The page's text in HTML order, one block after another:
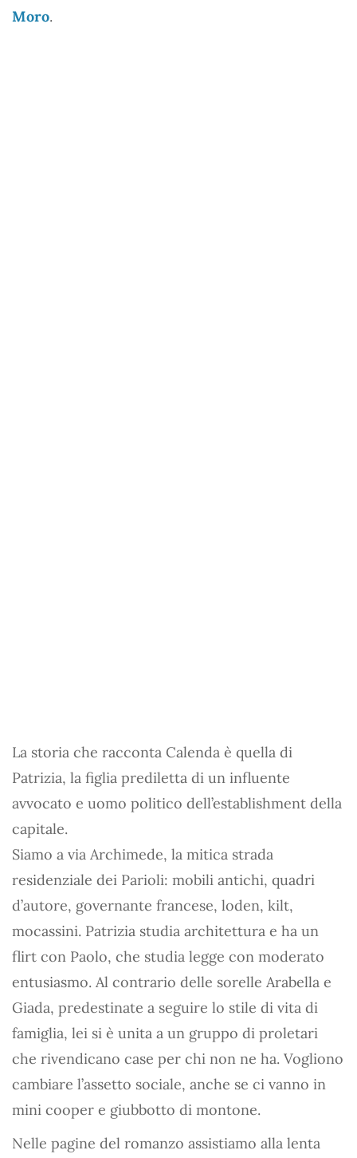
Moro.
La storia che racconta Calenda è quella di
Patrizia, la figlia prediletta di un influente
avvocato e uomo politico dell’establishment della
capitale.
Siamo a via Archimede, la mitica strada
residenziale dei Parioli: mobili antichi, quadri
d’autore, governante francese, loden, kilt,
mocassini. Patrizia studia architettura e ha un
flirt con Paolo, che studia legge con moderato
entusiasmo. Al contrario delle sorelle Arabella e
Giada, predestinate a seguire lo stile di vita di
famiglia, lei si è unita a un gruppo di proletari
che rivendicano case per chi non ne ha. Vogliono
cambiare l’assetto sociale, anche se ci vanno in
mini cooper e giubbotto di montone.
Nelle pagine del romanzo assistiamo alla lenta